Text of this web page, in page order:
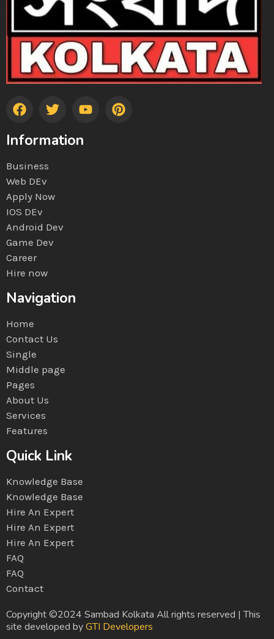
Information
Business
Web DEv
Apply Now
IOS DEv
Android Dev
Game Dev
Career
Hire now
Navigation
Home
Contact Us
Single
Middle page
Pages
About Us
Services
Features
Quick Link
Knowledge Base
Knowledge Base
Hire An Expert
Hire An Expert
Hire An Expert
FAQ
FAQ
Contact
Copyright ©2024 Sambad Kolkata All rights reserved | This
site developed byGTI Developers